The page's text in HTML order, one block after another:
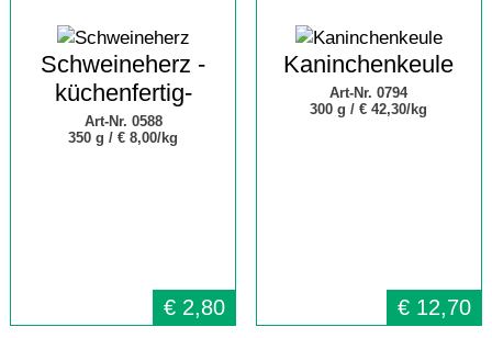
Schweineherz -
küchenfertig-
Art-Nr. 0588
350 g / € 8,00/kg
€ 2,80
Kaninchenkeule
Art-Nr. 0794
300 g /€ 42,30/kg
€ 12,70